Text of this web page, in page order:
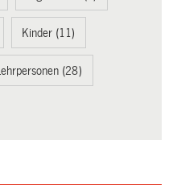
Kinder (11)
Lehrpersonen (28)